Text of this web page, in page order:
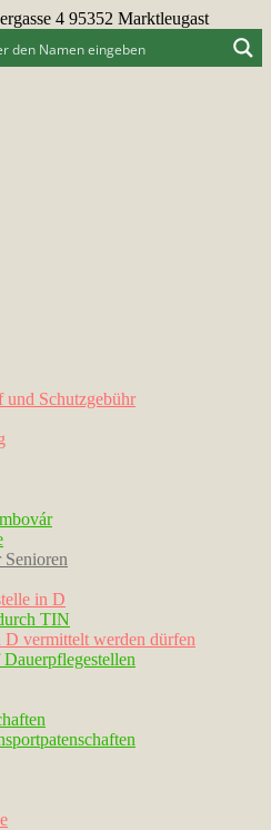
4 95352 Marktleugast
und Schutzgebühr
Senioren
in D
TIN
vermittelt werden dürfen